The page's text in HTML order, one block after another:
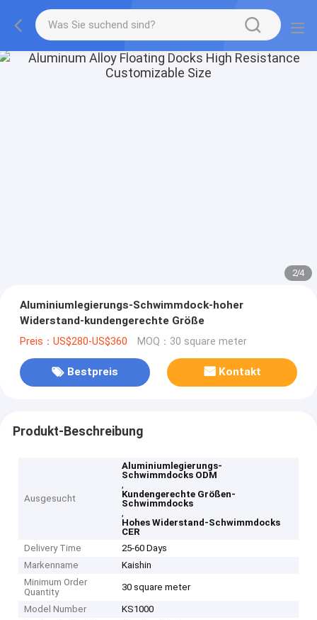
2/4
Aluminiumlegierungs-Schwimmdock-hoher
Widerstand-kundengerechte Größe
Preis：US$280-US$360 MOQ：30 square meter
Bestpreis Kontakt
Produkt-Beschreibung
Ausgesucht
Aluminiumlegierungs-
Schwimmdocks ODM
,
Kundengerechte Größen-
Schwimmdocks
,
Hohes Widerstand-Schwimmdocks
CER
Delivery Time
25-60 Days
Markenname
Kaishin
Minimum Order
Quantity
30 square meter
Model Number
KS1000